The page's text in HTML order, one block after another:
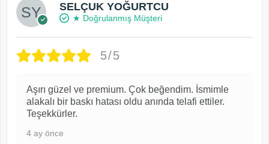
SELÇUK YOĞURTCU
★ Doğrulanmış Müşteri
5/5
Aşırı güzel ve premium. Çok beğendim. İsmimle
alakalı bir baskı hatası oldu anında telafi ettiler.
Teşekkürler.
4 ay önce